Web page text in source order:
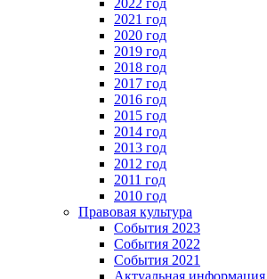
2022 год
2021 год
2020 год
2019 год
2018 год
2017 год
2016 год
2015 год
2014 год
2013 год
2012 год
2011 год
2010 год
Правовая культура
События 2023
События 2022
События 2021
Актуальная информация